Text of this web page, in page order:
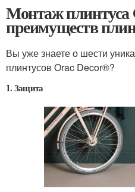
Монтаж
преимуществ
Вы уже знаете о шести
плинтусов Orac Decor®?
1. Защита